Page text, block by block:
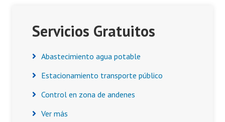
Servicios Gratuitos
Abastecimiento agua potable
Estacionamiento transporte público
Control en zona de andenes
Ver más